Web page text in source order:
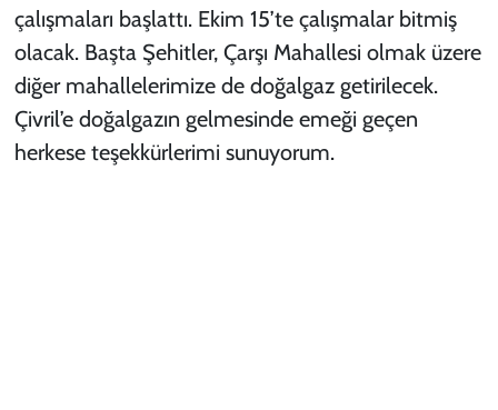
çalışmaları başlattı. Ekim 15’te çalışmalar bitmiş
olacak. Başta Şehitler, Çarşı Mahallesi olmak üzere
diğer mahallelerimize de doğalgaz getirilecek.
Çivril’e doğalgazın gelmesinde emeği geçen
herkese teşekkürlerimi sunuyorum.